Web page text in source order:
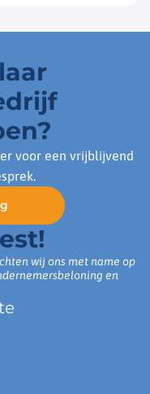
voor een vrijblijvend
wij ons met name op
en